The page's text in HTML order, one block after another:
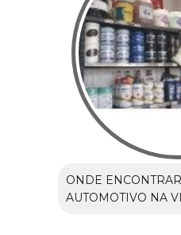
ONDE
AUTOMOTIVO NA